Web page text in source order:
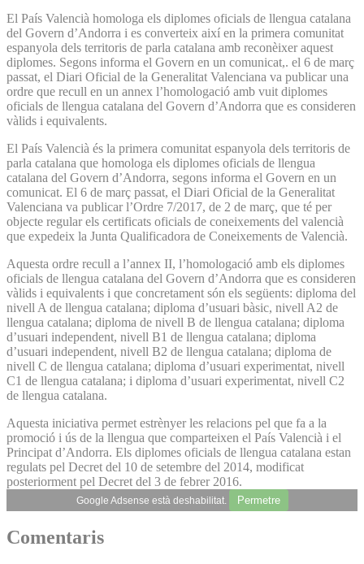
El País Valencià homologa els diplomes oficials de llengua catalana
del Govern d’Andorra i es converteix així en la primera comunitat
espanyola dels territoris de parla catalana amb reconèixer aquest
diplomes. Segons informa el Govern en un comunicat,. el 6 de març
passat, el Diari Oficial de la Generalitat Valenciana va publicar una
ordre que recull en un annex l’homologació amb vuit diplomes
oficials de llengua catalana del Govern d’Andorra que es consideren
vàlids i equivalents.
El País Valencià és la primera comunitat espanyola dels territoris de
parla catalana que homologa els diplomes oficials de llengua
catalana del Govern d’Andorra, segons informa el Govern en un
comunicat. El 6 de març passat, el Diari Oficial de la Generalitat
Valenciana va publicar l’Ordre 7/2017, de 2 de març, que té per
objecte regular els certificats oficials de coneixements del valencià
que expedeix la Junta Qualificadora de Coneixements de Valencià.
Aquesta ordre recull a l’annex II, l’homologació amb els diplomes
oficials de llengua catalana del Govern d’Andorra que es consideren
vàlids i equivalents i que concretament són els següents: diploma del
nivell A de llengua catalana; diploma d’usuari bàsic, nivell A2 de
llengua catalana; diploma de nivell B de llengua catalana; diploma
d’usuari independent, nivell B1 de llengua catalana; diploma
d’usuari independent, nivell B2 de llengua catalana; diploma de
nivell C de llengua catalana; diploma d’usuari experimentat, nivell
C1 de llengua catalana; i diploma d’usuari experimentat, nivell C2
de llengua catalana.
Aquesta iniciativa permet estrènyer les relacions pel que fa a la
promoció i ús de la llengua que comparteixen el País Valencià i el
Principat d’Andorra. Els diplomes oficials de llengua catalana estan
regulats pel Decret del 10 de setembre del 2014, modificat
posteriorment pel Decret del 3 de febrer 2016.
Google Adsense està deshabilitat. Permetre
Comentaris